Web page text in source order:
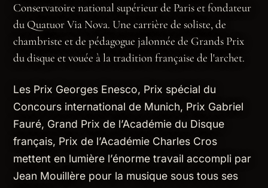
Conservatoire national supérieur de Paris et fondateur
du Quatuor Via Nova. Une carrière de soliste, de
chambriste et de pédagogue jalonnée de Grands Prix
du disque et vouée à la tradition française de l'archet.
Les Prix Georges Enesco, Prix spécial du
Concours international de Munich, Prix Gabriel
Fauré, Grand Prix de l’Académie du Disque
français, Prix de l’Académie Charles Cros
mettent en lumière l’énorme travail accompli par
Jean Mouillère pour la musique sous tous ses